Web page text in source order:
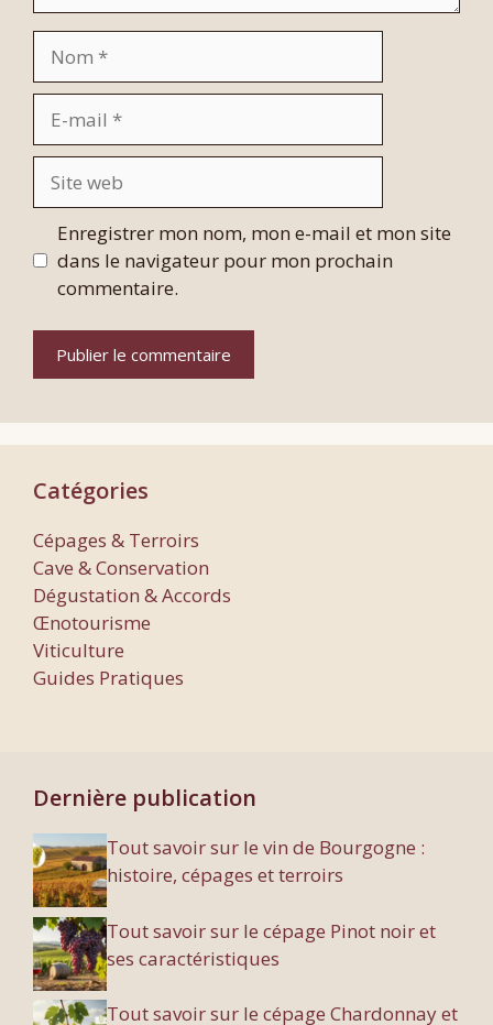
mail
web
Enregistrer mon nom, mon e-mail et mon site
dans le navigateur pour mon prochain
commentaire.
Catégories
Cépages & Terroirs
Cave & Conservation
Dégustation & Accords
Œnotourisme
Viticulture
Guides Pratiques
Dernière publication
Tout savoir sur le vin de Bourgogne :
histoire, cépages et terroirs
Tout savoir sur le cépage Pinot noir et
ses caractéristiques
Tout savoir sur le cépage Chardonnay et